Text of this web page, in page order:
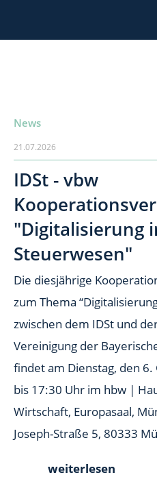
News
21.07.2026
IDSt - vbw
"Digitalisierung
Steuerwesen"
Die diesjährige
zum Thema
zwischen dem IDSt und
Vereinigung der
findet am Dienstag, den
bis 17:30 Uhr im hbw |
Wirtschaft, Europasaal,
Joseph-Straße 5, 80333
weiterlesen